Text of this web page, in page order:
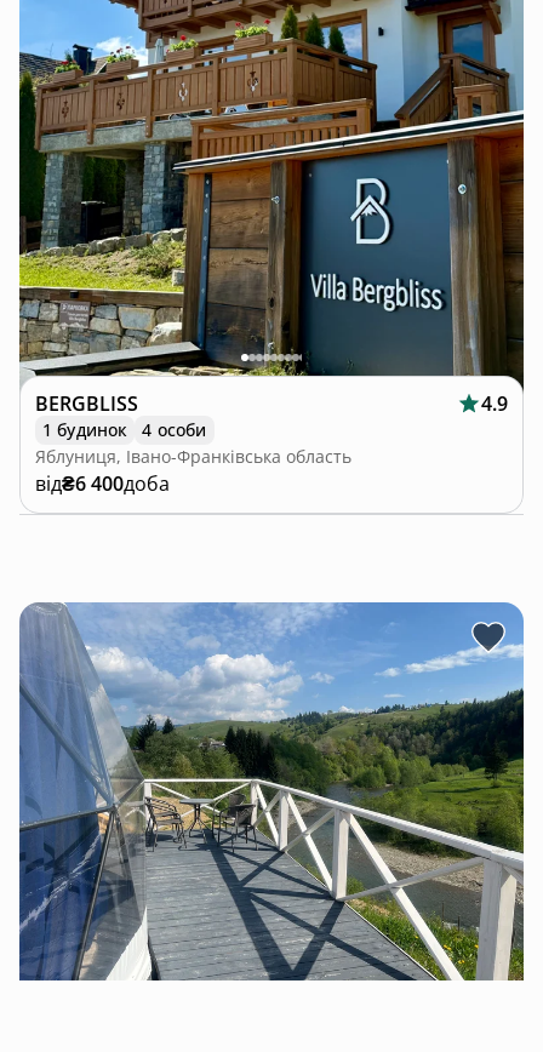
BERGBLISS 4.9
1 будинок
4 особи
Яблуниця, Івано-Франківська область
від₴6 400доба